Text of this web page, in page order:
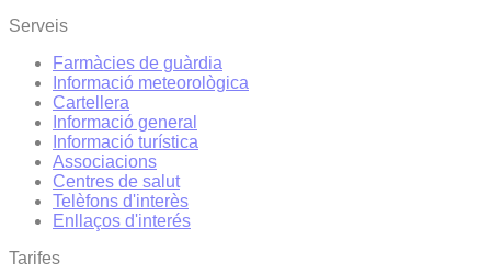
Serveis
Farmàcies de guàrdia
Informació meteorològica
Cartellera
Informació general
Informació turística
Associacions
Centres de salut
Telèfons d'interès
Enllaços d'interés
Tarifes